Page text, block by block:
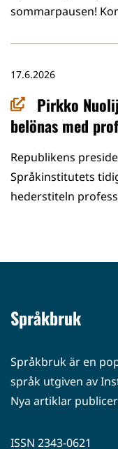
sommarpausen!
Pirkko
belönas med
17.6.2026
Republikens
Språkinstitutets
hederstiteln
Språkbruk
Språkbruk är en
språk utgiven av
Nya artiklar
ISSN 2343-0621